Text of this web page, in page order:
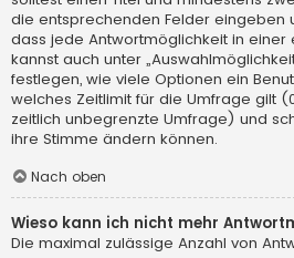
die entsprechenden Felder eingeben
dass jede Antwortmöglichkeit in einer
kannst auch unter
festlegen, wie viele Optionen ein
welches Zeitlimit für die Umfrage gilt
zeitlich unbegrenzte Umfrage) und
ihre Stimme ändern können.
Nach oben
Wieso kann ich nicht mehr
Die maximal zulässige Anzahl von